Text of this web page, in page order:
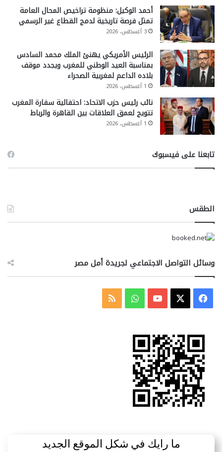
أحمد الوكيل: منظومة تراخيص المحال العامة
تمثل فرصة تاريخية لدمج القطاع غير الرسمي
3 أغسطس، 2026
الرئيس الأمريكي يهنئ الملك محمد السادس
بمناسبة العيد الوطني للمغرب ويجدد موقف
بلاده الداعم لمغربية الصحراء
1 أغسطس، 2026
نائب رئيس حزب الاتحاد: احتفالية سفارة المغرب
تتويج لعمق العلاقات بين القاهرة والرباط
1 أغسطس، 2026
تابعنا على فيسبوك
الطقس
وسائل التواصل الاجتماعي لجريدة أمل مصر
فيسبوك ‫YouTubeواتسابملخص
ما رايك في شكل الموقع الجديد